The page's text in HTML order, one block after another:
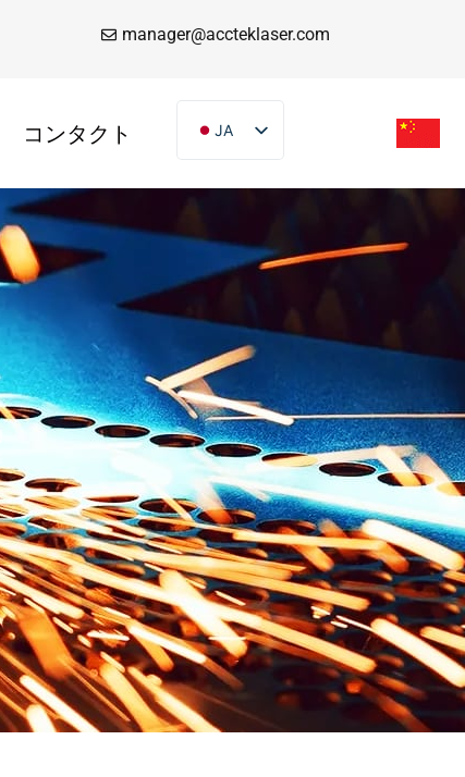
manager@accteklaser.com
コンタクト
JA
EN
FR
IT
PT
AR
TR
VI
RU
KO
HU
CS
TH
PL